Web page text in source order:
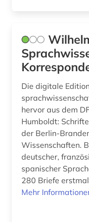
Die digitale
hervor aus dem
Humboldt:
der Berlin-
Wissenschaften.
deutscher,
spanischer
280 Briefe
Mehr